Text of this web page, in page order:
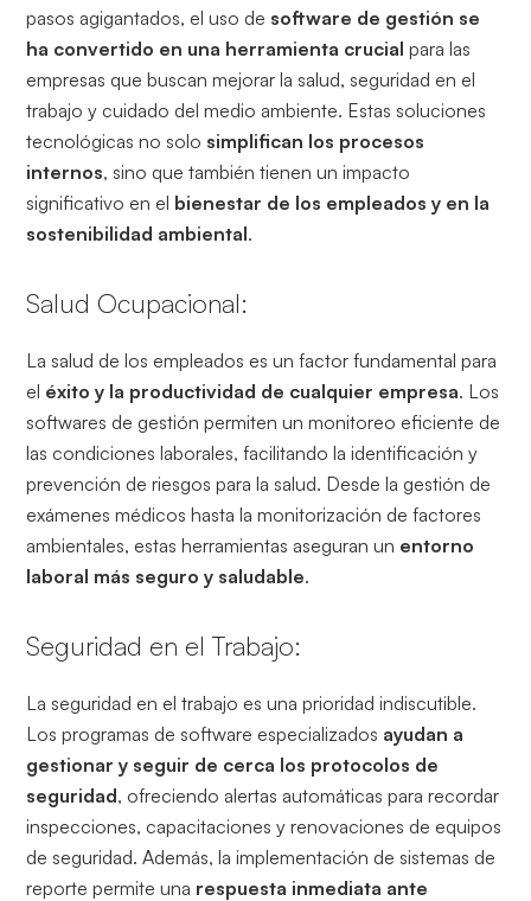
pasos agigantados, el uso de software de gestión se
ha convertido en una herramienta crucial para las
empresas que buscan mejorar la salud, seguridad en el
trabajo y cuidado del medio ambiente. Estas soluciones
tecnológicas no solo simplifican los procesos
internos, sino que también tienen un impacto
significativo en el bienestar de los empleados y en la
sostenibilidad ambiental.
Salud Ocupacional:
La salud de los empleados es un factor fundamental para
el éxito y la productividad de cualquier empresa. Los
softwares de gestión permiten un monitoreo eficiente de
las condiciones laborales, facilitando la identificación y
prevención de riesgos para la salud. Desde la gestión de
exámenes médicos hasta la monitorización de factores
ambientales, estas herramientas aseguran un entorno
laboral más seguro y saludable.
Seguridad en el Trabajo:
La seguridad en el trabajo es una prioridad indiscutible.
Los programas de software especializados ayudan a
gestionar y seguir de cerca los protocolos de
seguridad, ofreciendo alertas automáticas para recordar
inspecciones, capacitaciones y renovaciones de equipos
de seguridad. Además, la implementación de sistemas de
reporte permite una respuesta inmediata ante